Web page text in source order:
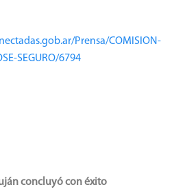
Prensa/COMISION-
SEGURO/6794
concluyó con éxito